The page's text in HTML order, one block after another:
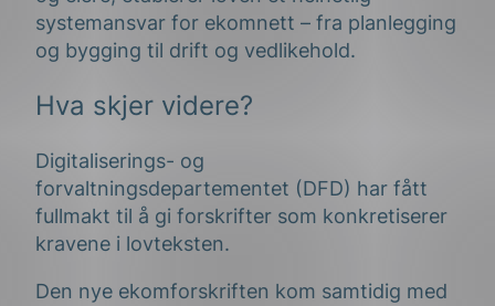
systemansvar for ekomnett – fra planlegging
og bygging til drift og vedlikehold.
Hva skjer videre?
Digitaliserings- og
forvaltningsdepartementet (DFD) har fått
fullmakt til å gi forskrifter som konkretiserer
kravene i lovteksten.
Den nye ekomforskriften kom samtidig med